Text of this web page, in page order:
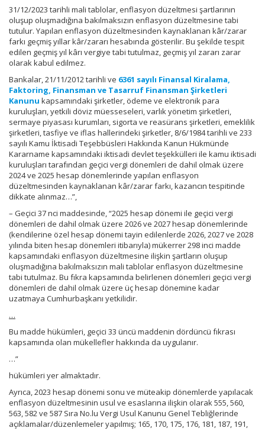
31/12/2023 tarihli mali tablolar, enflasyon düzeltmesi şartlarının
oluşup oluşmadığına bakılmaksızın enflasyon düzeltmesine tabi
tutulur. Yapılan enflasyon düzeltmesinden kaynaklanan kâr/zarar
farkı geçmiş yıllar kâr/zararı hesabında gösterilir. Bu şekilde tespit
edilen geçmiş yıl kârı vergiye tabi tutulmaz, geçmiş yıl zararı zarar
olarak kabul edilmez.
Bankalar, 21/11/2012 tarihli ve 6361 sayılı Finansal Kiralama,
Faktoring, Finansman ve Tasarruf Finansman Şirketleri
Kanunu kapsamındaki şirketler, ödeme ve elektronik para
kuruluşları, yetkili döviz müesseseleri, varlık yönetim şirketleri,
sermaye piyasası kurumları, sigorta ve reasürans şirketleri, emeklilik
şirketleri, tasfiye ve iflas hallerindeki şirketler, 8/6/1984 tarihli ve 233
sayılı Kamu İktisadi Teşebbüsleri Hakkında Kanun Hükmünde
Kararname kapsamındaki iktisadi devlet teşekkülleri ile kamu iktisadi
kuruluşları tarafından geçici vergi dönemleri de dahil olmak üzere
2024 ve 2025 hesap dönemlerinde yapılan enflasyon
düzeltmesinden kaynaklanan kâr/zarar farkı, kazancın tespitinde
dikkate alınmaz…”,
– Geçici 37 nci maddesinde, “2025 hesap dönemi ile geçici vergi
dönemleri de dahil olmak üzere 2026 ve 2027 hesap dönemlerinde
(kendilerine özel hesap dönemi tayin edilenlerde 2026, 2027 ve 2028
yılında biten hesap dönemleri itibarıyla) mükerrer 298 inci madde
kapsamındaki enflasyon düzeltmesine ilişkin şartların oluşup
oluşmadığına bakılmaksızın mali tablolar enflasyon düzeltmesine
tabi tutulmaz. Bu fıkra kapsamında belirlenen dönemleri geçici vergi
dönemleri de dahil olmak üzere üç hesap dönemine kadar
uzatmaya Cumhurbaşkanı yetkilidir.
…
Bu madde hükümleri, geçici 33 üncü maddenin dördüncü fıkrası
kapsamında olan mükellefler hakkında da uygulanır.
…”
hükümleri yer almaktadır.
Ayrıca, 2023 hesap dönemi sonu ve müteakip dönemlerde yapılacak
enflasyon düzeltmesinin usul ve esaslarına ilişkin olarak 555, 560,
563, 582 ve 587 Sıra No.lu Vergi Usul Kanunu Genel Tebliğlerinde
açıklamalar/düzenlemeler yapılmış; 165, 170, 175, 176, 181, 187, 191,